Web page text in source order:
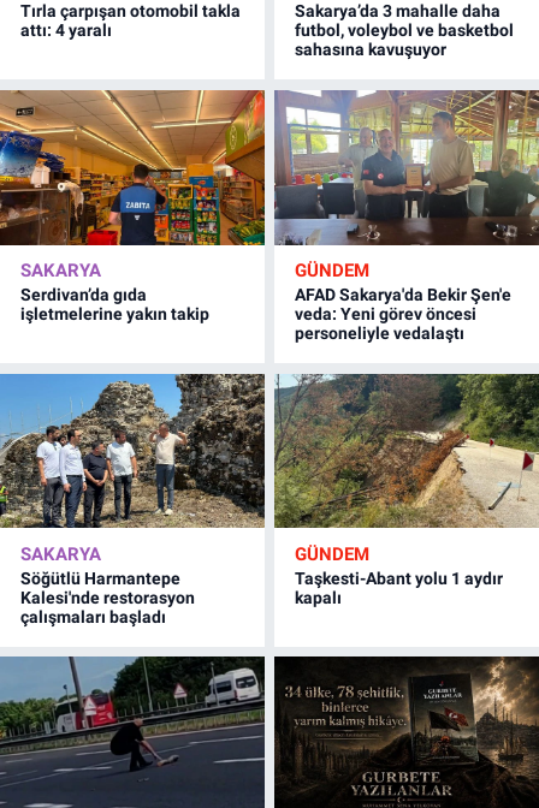
Tırla çarpışan otomobil takla
attı: 4 yaralı
Sakarya’da 3 mahalle daha
futbol, voleybol ve basketbol
sahasına kavuşuyor
SAKARYA
Serdivan’da gıda
işletmelerine yakın takip
GÜNDEM
AFAD Sakarya'da Bekir Şen'e
veda: Yeni görev öncesi
personeliyle vedalaştı
SAKARYA
Söğütlü Harmantepe
Kalesi'nde restorasyon
çalışmaları başladı
GÜNDEM
Taşkesti-Abant yolu 1 aydır
kapalı